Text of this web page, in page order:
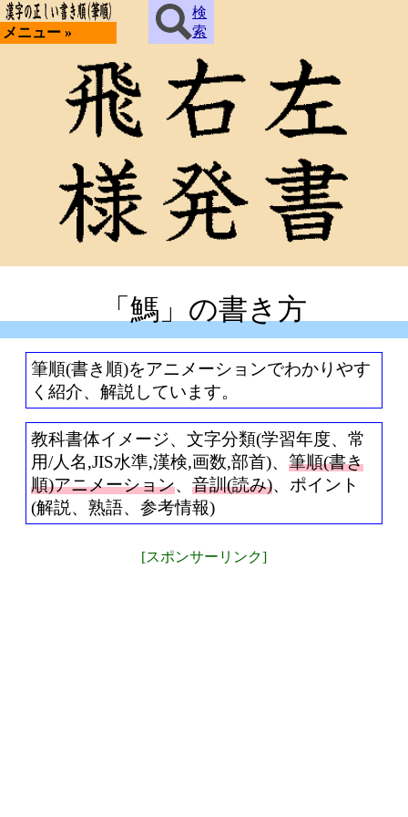
メニュー »
検
索
「鰢」の書き方
筆順(書き順)をアニメーションでわかりやす
く紹介、解説しています。
教科書体イメージ、文字分類(学習年度、常
用/人名,JIS水準,漢検,画数,部首)、 筆順(書き
順)アニメーション、 音訓(読み)、ポイント
(解説、熟語、参考情報)
[スポンサーリンク]